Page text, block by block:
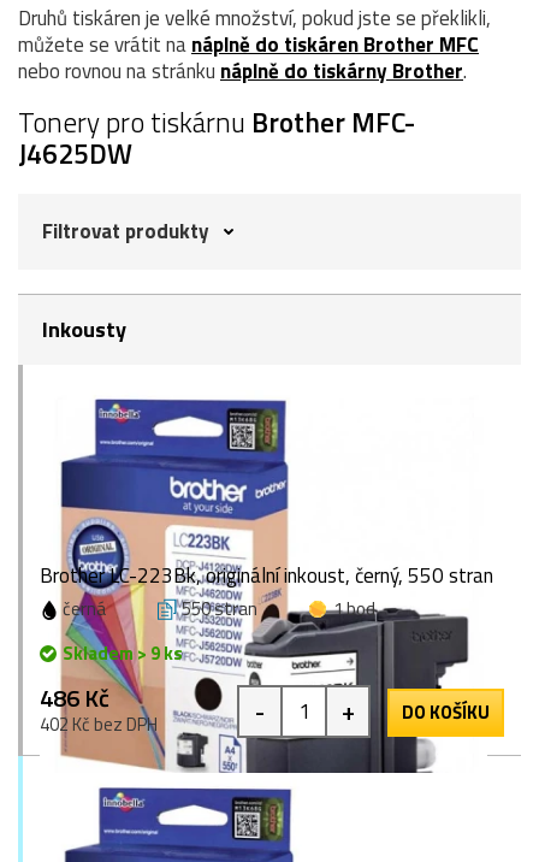
Druhů tiskáren je velké množství, pokud jste se překlikli,
můžete se vrátit nanáplně do tiskáren Brother MFC
nebo rovnou na stránku náplně do tiskárny Brother.
Tonery pro tiskárnu Brother MFC-
J4625DW
Filtrovat produkty
Inkousty
Brother LC-223Bk, originální inkoust, černý, 550 stran
černá 550 stran
1 bod
Skladem > 9 ks
486 Kč
402 Kč bez DPH - + DO KOŠÍKU